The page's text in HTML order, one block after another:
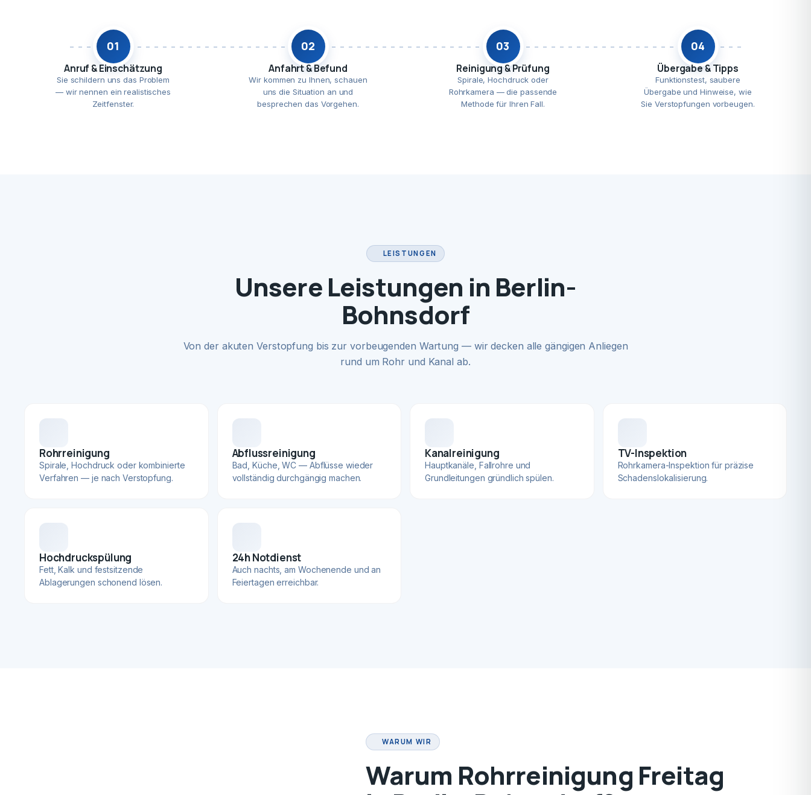
01
Anruf & Einschätzung
Sie schildern uns das Problem
— wir nennen ein realistisches
Zeitfenster.
02
Anfahrt & Befund
Wir kommen zu Ihnen, schauen
uns die Situation an und
besprechen das Vorgehen.
03
Reinigung & Prüfung
Spirale, Hochdruck oder
Rohrkamera — die passende
Methode für Ihren Fall.
04
Übergabe & Tipps
Funktionstest, saubere
Übergabe und Hinweise, wie
Sie Verstopfungen vorbeugen.
LEISTUNGEN
Unsere Leistungen in Berlin-
Bohnsdorf
Von der akuten Verstopfung bis zur vorbeugenden Wartung — wir decken alle gängigen Anliegen
rund um Rohr und Kanal ab.
Rohrreinigung
Spirale, Hochdruck oder kombinierte
Verfahren — je nach Verstopfung.
Abflussreinigung
Bad, Küche, WC — Abflüsse wieder
vollständig durchgängig machen.
Kanalreinigung
Hauptkanäle, Fallrohre und
Grundleitungen gründlich spülen.
TV-Inspektion
Rohrkamera-Inspektion für präzise
Schadenslokalisierung.
Hochdruckspülung
Fett, Kalk und festsitzende
Ablagerungen schonend lösen.
24h Notdienst
Auch nachts, am Wochenende und an
Feiertagen erreichbar.
WARUM WIR
Warum Rohrreinigung Freitag